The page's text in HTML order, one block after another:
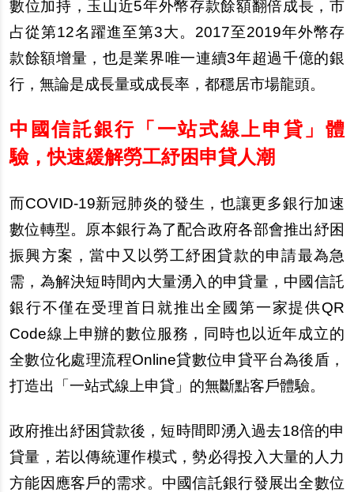
數位加持，玉山近5年外幣存款餘額翻倍成長，市
占從第12名躍進至第3大。2017至2019年外幣存
款餘額增量，也是業界唯一連續3年超過千億的銀
行，無論是成長量或成長率，都穩居市場龍頭。
中國信託銀行「一站式線上申貸」體
驗，快速緩解勞工紓困申貸人潮
而COVID-19新冠肺炎的發生，也讓更多銀行加速
數位轉型。原本銀行為了配合政府各部會推出紓困
振興方案，當中又以勞工紓困貸款的申請最為急
需，為解決短時間內大量湧入的申貸量，中國信託
銀行不僅在受理首日就推出全國第一家提供QR
Code線上申辦的數位服務，同時也以近年成立的
全數位化處理流程Online貸數位申貸平台為後盾，
打造出「一站式線上申貸」的無斷點客戶體驗。
政府推出紓困貸款後，短時間即湧入過去18倍的申
貸量，若以傳統運作模式，勢必得投入大量的人力
方能因應客戶的需求。中國信託銀行發展出全數位